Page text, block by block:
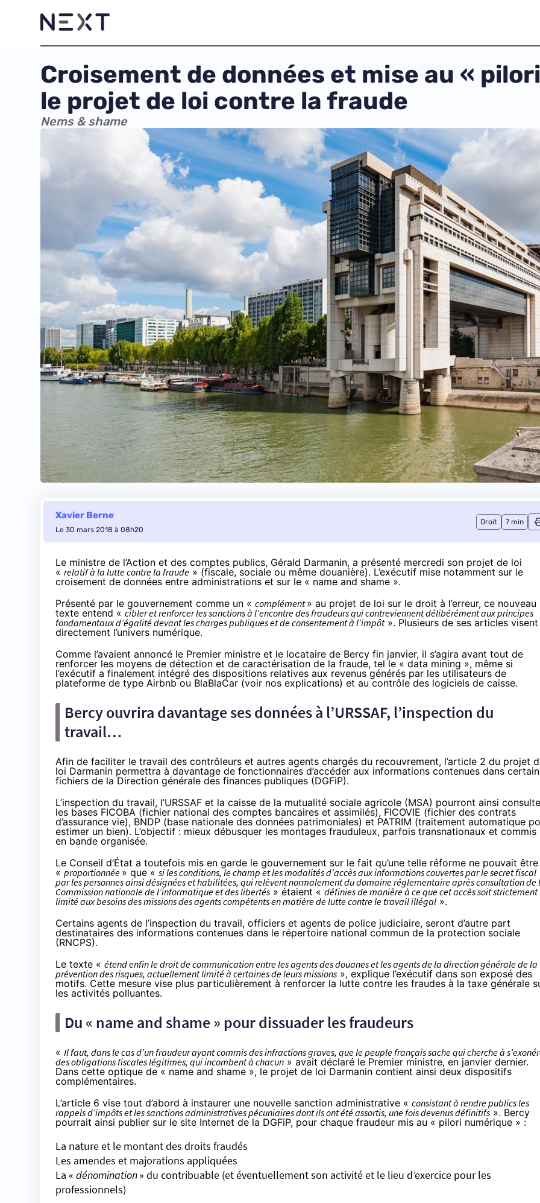
Croisement de données et mise au «
le projet de loi contre la fraude
Nems & shame
Xavier Berne
Le 30 mars 2018 à 08h20
Droit 7 min
Le ministre de l’Action et des comptes publics, Gérald Darmanin, a présenté mercredi son projet de loi
« relatif à la lutte contre la fraude » (fiscale, sociale ou même douanière). L’exécutif mise notamment sur le
croisement de données entre administrations et sur le « name and shame ».
Présenté par le gouvernement comme un « complément» au projet de loi sur le droit à l’erreur, ce nouveau
texte entend « cibler et renforcer les sanctions à l’encontre des fraudeurs qui contreviennent délibérément aux principes
fondamentaux d’égalité devant les charges publiques et de consentement à l’impôt». Plusieurs de ses articles visent
directement l’univers numérique.
Comme l’avaient annoncé le Premier ministre et le locataire de Bercy fin janvier, il s’agira avant tout de
renforcer les moyens de détection et de caractérisation de la fraude, tel le « data mining », même si
l’exécutif a finalement intégré des dispositions relatives aux revenus générés par les utilisateurs de
plateforme de type Airbnb ou BlaBlaCar (voir nos explications) et au contrôle des logiciels de caisse.
Bercy ouvrira davantage ses données à l’URSSAF, l’inspection du
travail…
Afin de faciliter le travail des contrôleurs et autres agents chargés du recouvrement, l’article 2 du projet
loi Darmanin permettra à davantage de fonctionnaires d’accéder aux informations contenues dans
fichiers de la Direction générale des finances publiques (DGFiP).
L’inspection du travail, l’URSSAF et la caisse de la mutualité sociale agricole (MSA) pourront ainsi
les bases FICOBA (fichier national des comptes bancaires et assimilés), FICOVIE (fichier des contrats
d’assurance vie), BNDP (base nationale des données patrimoniales) et PATRIM (traitement automatique
estimer un bien). L’objectif : mieux débusquer les montages frauduleux, parfois transnationaux et commis
en bande organisée.
Le Conseil d’État a toutefois mis en garde le gouvernement sur le fait qu’une telle réforme ne pouvait être
« proportionnée » que « si les conditions, le champ et les modalités d’accès aux informations couvertes par le secret fiscal
par les personnes ainsi désignées et habilitées, qui relèvent normalement du domaine réglementaire après consultation de
Commission nationale de l’informatique et des libertés » étaient « définies de manière à ce que cet accès soit strictement
limité aux besoins des missions des agents compétents en matière de lutte contre le travail illégal ».
Certains agents de l’inspection du travail, officiers et agents de police judiciaire, seront d’autre part
destinataires des informations contenues dans le répertoire national commun de la protection sociale
(RNCPS).
Le texte « étend enfin le droit de communication entre les agents des douanes et les agents de la direction générale de la
prévention des risques, actuellement limité à certaines de leurs missions », explique l’exécutif dans son exposé des
motifs. Cette mesure vise plus particulièrement à renforcer la lutte contre les fraudes à la taxe générale
les activités polluantes.
Du « name and shame » pour dissuader les fraudeurs
« Il faut, dans le cas d’un fraudeur ayant commis des infractions graves, que le peuple français sache qui cherche à
des obligations fiscales légitimes, qui incombent à chacun » avait déclaré le Premier ministre, en janvier dernier.
Dans cette optique de « name and shame », le projet de loi Darmanin contient ainsi deux dispositifs
complémentaires.
L’article 6 vise tout d’abord à instaurer une nouvelle sanction administrative « consistant à rendre publics les
rappels d’impôts et les sanctions administratives pécuniaires dont ils ont été assortis, une fois devenus définitifs ». Bercy
pourrait ainsi publier sur le site Internet de la DGFiP, pour chaque fraudeur mis au « pilori numérique » :
La nature et le montant des droits fraudés
Les amendes et majorations appliquées
La « dénomination» du contribuable (et éventuellement son activité et le lieu d’exercice pour les
professionnels)